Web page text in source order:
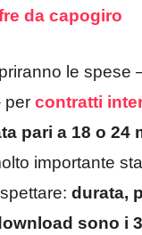
da capogiro
le spese
per contratti
pari a 18 o 24
importante
durata,
sono i